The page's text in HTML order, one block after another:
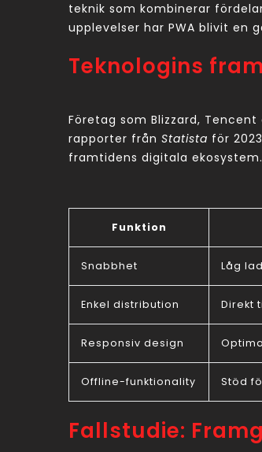
teknik som kombinerar
upplevelser har PWA blivit en
Teknologins
Företag som Blizzard,
rapporter från Statista för
framtidens digitala ekosystem.
Funktion
Snabbhet Låg
Enkel distribution Direkt
Responsiv design
Offline-funktionality Stöd
Fallstudie: